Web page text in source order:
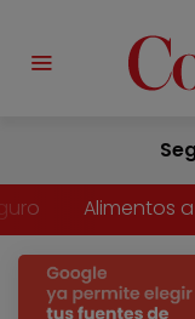
Alimentos